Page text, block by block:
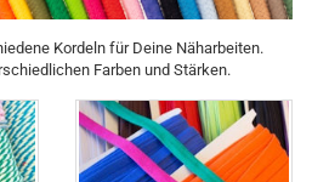
Kordeln für Deine Näharbeiten.
Farben und Stärken.